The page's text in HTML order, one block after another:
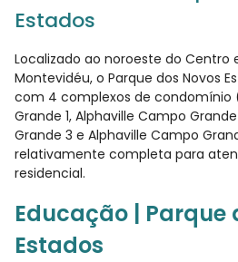
Estados
Localizado ao noroeste do Centro
Montevidéu, o Parque dos Novos
com 4 complexos de condomínio
Grande 1, Alphaville Campo
Grande 3 e Alphaville Campo
relativamente completa para
residencial.
Educação | Parque
Estados